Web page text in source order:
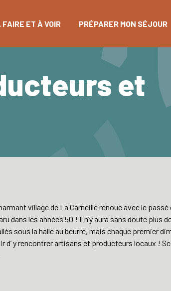
FAIRE ET À VOIR PRÉPARER MON SÉJOUR
et
village de La Carneille renoue avec le
dans les années 50 ! Il n’y aura sans doute plus
sous la halle au beurre, mais chaque premier
d’ y rencontrer artisans et producteurs locaux !